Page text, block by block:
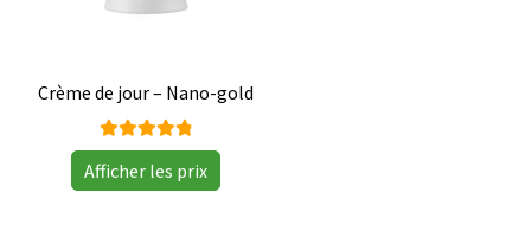
Crème de jour – Nano-gold
Note
4.93 sur
Afficher les prix